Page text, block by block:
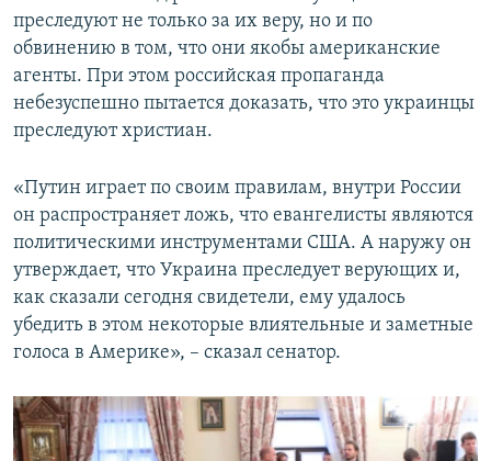
преследуют не только за их веру, но и по
обвинению в том, что они якобы американские
агенты. При этом российская пропаганда
небезуспешно пытается доказать, что это украинцы
преследуют христиан.
«Путин играет по своим правилам, внутри России
он распространяет ложь, что евангелисты являются
политическими инструментами США. А наружу он
утверждает, что Украина преследует верующих и,
как сказали сегодня свидетели, ему удалось
убедить в этом некоторые влиятельные и заметные
голоса в Америке», – сказал сенатор.